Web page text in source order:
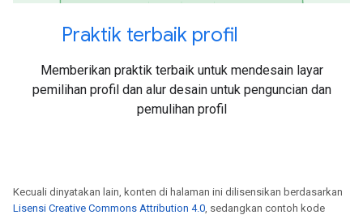
Praktik terbaik profil
Memberikan praktik terbaik untuk mendesain layar
pemilihan profil dan alur desain untuk penguncian dan
pemulihan profil
Kecuali dinyatakan lain, konten di halaman ini dilisensikan berdasarkan
Lisensi Creative Commons Attribution 4.0, sedangkan contoh kode